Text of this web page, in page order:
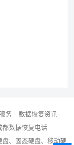
务
数据恢复资讯
都数据恢复电话
盘、固态硬盘、移动硬